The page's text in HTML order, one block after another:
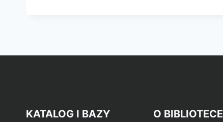
KATALOG I BAZY O BIBLIOTECE